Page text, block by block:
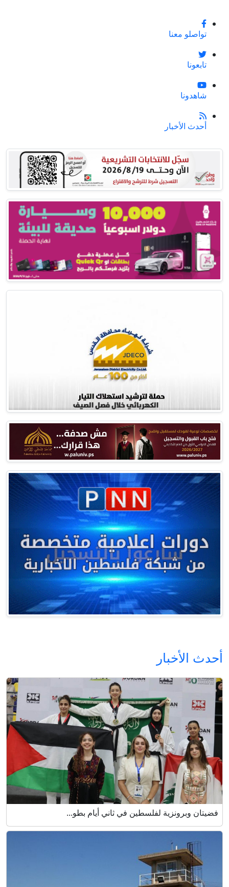
تواصلو معنا
تابعونا
شاهدونا
أحدث الأخبار
أحدث الأخبار
فضيتان وبرونزية لفلسطين في ثاني أيام بطو...